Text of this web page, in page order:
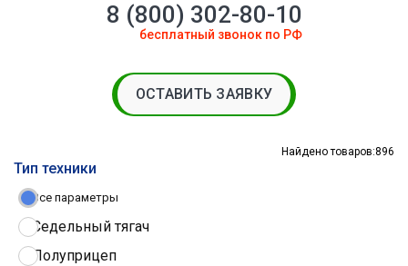
Найдено товаров:896
Тип техники
Все параметры
Седельный тягач
Полуприцеп
8 (800) 302-80-10
бесплатный звонок по РФ
ОСТАВИТЬ ЗАЯВКУ